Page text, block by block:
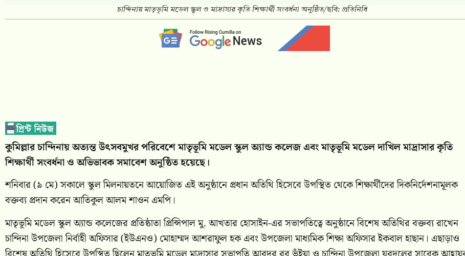
মাতৃভূমি বৃত্তি প্রকল্পের পরিচালক মো. মোস্তফা কামাল ভুঁইয়ার সঞ্চালনায় অনুষ্ঠানে আমন্ত্রিত অতিথি হিসেবে আরও বক্তব্য রাখেন প্রভাষক
মাওলানা মিজানুর রহমান, মাতৃভূমি ফাউন্ডেশনের সহ-সভাপতি মো. আনোয়ার হোসেন, অভিভাবক ফোরামের যুগ্ম-সম্পাদক ফয়েজ উল্লাহ
হেলালী এবং কুমিল্লা উত্তর জেলা মৎস্যজীবী দলের সদস্য সচিব ফজলুল ছাত্তার মাস্টার।
ও ক্রেস্ট তুলে দেন। এ সময় বক্তারা শিক্ষার্থীদের মেধা ও মনন বিকাশে এ ধরনের আয়োজনের গুরুত্ব তুলে ধরেন এবং তাদের উজ্জ্বল
ভবিষ্যৎ কামনা করেন।